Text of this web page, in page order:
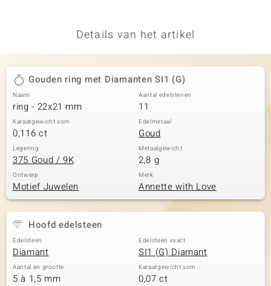
Details van het artikel
Gouden ring met Diamanten SI1 (G)
Naam
ring - 22x21 mm
Aantal edelstenen
11
Karaatgewicht som
0,116 ct
Edelmetaal
Goud
Legering
375 Goud / 9K
Metaalgewicht
2,8 g
Ontwerp
Motief Juwelen
Merk
Annette with Love
Hoofd edelsteen
Edelsteen
Diamant
Edelsteen exact
SI1 (G) Diamant
Aantal en grootte
5 à 1,5 mm
Karaatgewicht som
0,07 ct